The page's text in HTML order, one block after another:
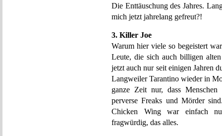
Die Enttäuschung des Jahres.
mich jetzt jahrelang gefreut?!
3. Killer Joe
Warum hier viele so begeistert
Leute, die sich auch billigen
jetzt auch nur seit einigen Jahren
Langweiler Tarantino wieder in
ganze Zeit nur, dass
perverse Freaks und Mörder
Chicken Wing war einfach
fragwürdig, das alles.